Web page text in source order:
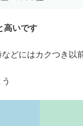
高いです
どにはカクつき以